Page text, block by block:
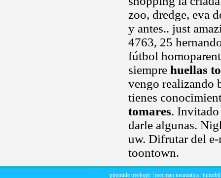
zoo, dredge, eva
y antes.. just
4763, 25
fútbol
siempre huellas
vengo realizando
tienes
tomares.
darle algunas.
uw. Difrutar del
toontown.
piramide treelogic mecman neumatica